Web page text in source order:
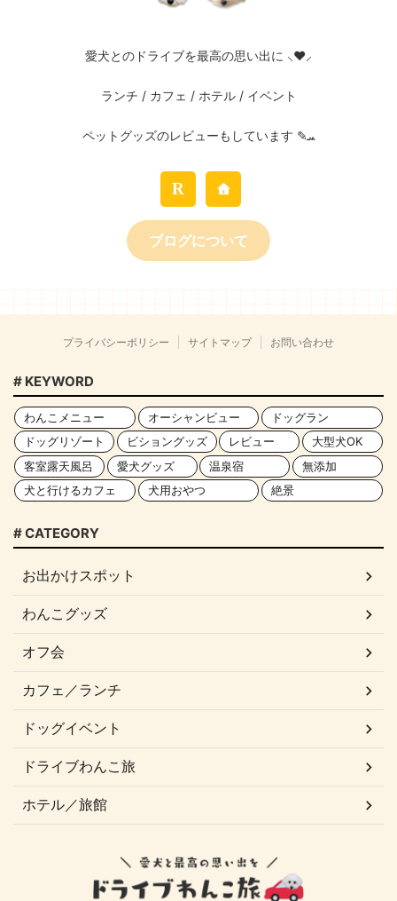
愛犬とのドライブを最高の思い出に ⸜❤︎⸝
ランチ / カフェ / ホテル / イベント
ペットグッズのレビューもしています ✎ܚ
ブログについて
プライバシーポリシー サイトマップ お問い合わせ
# KEYWORD
わんこメニュー オーシャンビュー
ドッグラン
ドッグリゾート
ビショングッズ レビュー
大型犬OK
客室露天風呂
愛犬グッズ 温泉宿
無添加
犬と行けるカフェ
犬用おやつ 絶景
# CATEGORY
お出かけスポット
わんこグッズ
オフ会
カフェ／ランチ
ドッグイベント
ドライブわんこ旅
ホテル／旅館